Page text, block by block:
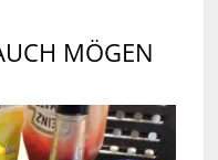
MÖGEN